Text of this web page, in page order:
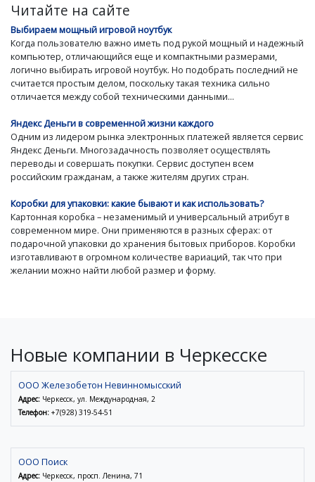
Читайте на сайте
Выбираем мощный игровой ноутбук
Когда пользователю важно иметь под рукой мощный и надежный
компьютер, отличающийся еще и компактными размерами,
логично выбирать игровой ноутбук. Но подобрать последний не
считается простым делом, поскольку такая техника сильно
отличается между собой техническими данными...
Яндекс Деньги в современной жизни каждого
Одним из лидером рынка электронных платежей является сервис
Яндекс Деньги. Многозадачность позволяет осуществлять
переводы и совершать покупки. Сервис доступен всем
российским гражданам, а также жителям других стран.
Коробки для упаковки: какие бывают и как использовать?
Картонная коробка – незаменимый и универсальный атрибут в
современном мире. Они применяются в разных сферах: от
подарочной упаковки до хранения бытовых приборов. Коробки
изготавливают в огромном количестве вариаций, так что при
желании можно найти любой размер и форму.
Новые компании в Черкесске
ООО Железобетон Невинномысский
Адрес: Черкесск, ул. Международная, 2
Телефон: +7(928) 319-54-51
ООО Поиск
Адрес: Черкесск, просп. Ленина, 71